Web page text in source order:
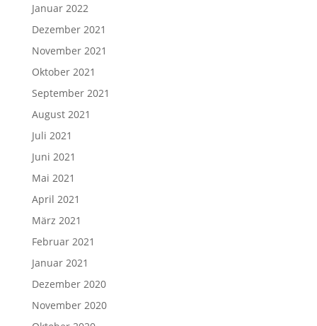
Januar 2022
Dezember 2021
November 2021
Oktober 2021
September 2021
August 2021
Juli 2021
Juni 2021
Mai 2021
April 2021
März 2021
Februar 2021
Januar 2021
Dezember 2020
November 2020